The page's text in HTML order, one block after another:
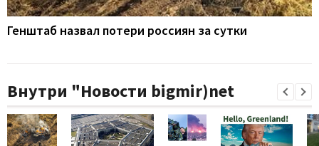
Генштаб назвал потери россиян за сутки
Внутри "Новости bigmir)net